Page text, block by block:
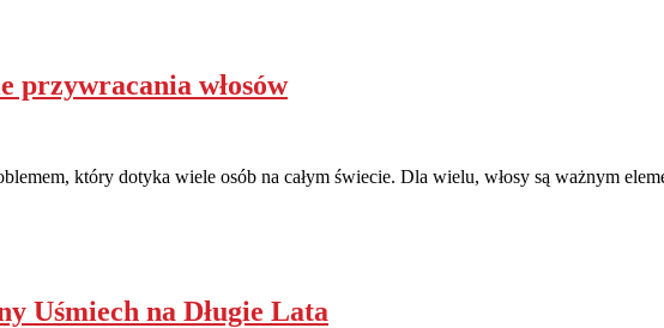
przywracania włosów
który dotyka wiele osób na całym świecie. Dla wielu, włosy są ważnym
Uśmiech na Długie Lata